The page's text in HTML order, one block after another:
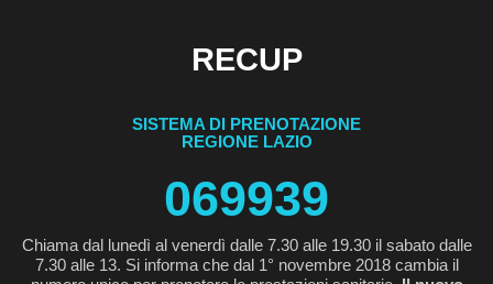
RECUP
SISTEMA DI PRENOTAZIONE
REGIONE LAZIO
069939
Chiama dal lunedì al venerdì dalle 7.30 alle 19.30 il sabato dalle
7.30 alle 13. Si informa che dal 1° novembre 2018 cambia il